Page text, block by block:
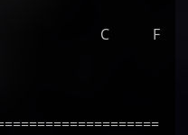
DIAS C F